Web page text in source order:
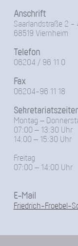
Anschrift
Saarlandstraße 2 -
68519 Viernheim
Telefon
06204 / 96 11 0
Fax
06204-96 11 18
Montag –
07:00 – 13:30 Uhr
14:00 – 15:30 Uhr
Freitag
07:00 – 14:00 Uhr
E-Mail
Friedrich-Froebel-